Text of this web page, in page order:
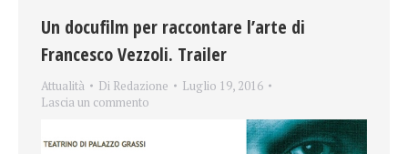
Un docufilm per raccontare l’arte di
Francesco Vezzoli. Trailer
Attualità Di Redazione
Luglio 19, 2016
Lascia un commento